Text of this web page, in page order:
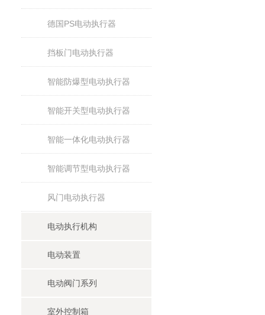
德国PS电动执行器
挡板门电动执行器
智能防爆型电动执行器
智能开关型电动执行器
智能一体化电动执行器
智能调节型电动执行器
风门电动执行器
电动执行机构
电动装置
电动阀门系列
室外控制箱